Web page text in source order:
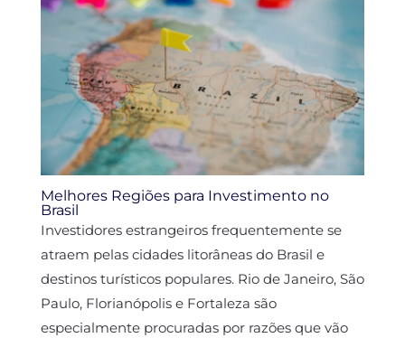
Melhores Regiões para Investimento no
Brasil
Investidores estrangeiros frequentemente se
atraem pelas cidades litorâneas do Brasil e
destinos turísticos populares. Rio de Janeiro, São
Paulo, Florianópolis e Fortaleza são
especialmente procuradas por razões que vão